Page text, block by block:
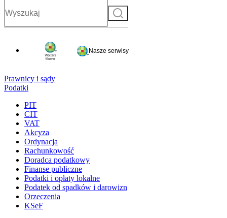
Szukaj
Nasze serwisy
Prawnicy i sądy
Podatki
PIT
CIT
VAT
Akcyza
Ordynacja
Rachunkowość
Doradca podatkowy
Finanse publiczne
Podatki i opłaty lokalne
Podatek od spadków i darowizn
Orzeczenia
KSeF